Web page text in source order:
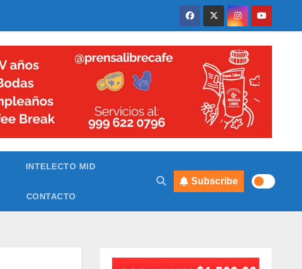
INTELECTO MID
CONTACTO
Subscribe